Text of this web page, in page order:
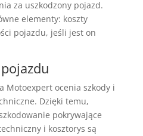
za uszkodzony pojazd.
elementy: koszty
pojazdu, jeśli jest on
Motoexpert ocenia szkody i
Dzięki temu,
pokrywające
i kosztorys są